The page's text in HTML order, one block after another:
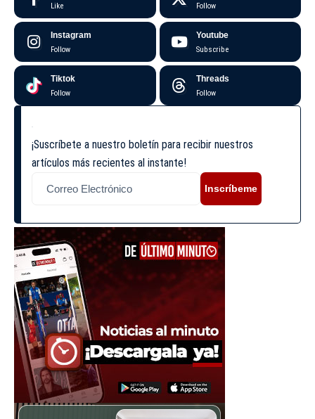
Like Follow
Instagram
Follow
Youtube
Subscribe
Tiktok
Follow
Threads
Follow
¡Suscríbete a nuestro boletín para recibir nuestros
artículos más recientes al instante!
Inscríbeme